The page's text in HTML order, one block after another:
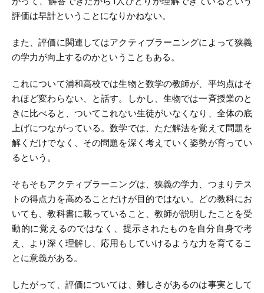
評価は早計ということになりかねない。
また、評価に関連してはアクティブラーニングによって狭義
の学力が向上するのかということもある。
これについて浦和高校では生物と数学の教師が、平均点はそ
れほど変わらない、と話す。しかし、生物では一斉授業のと
きに比べると、ついてこれない生徒がいなくなり、全体の底
上げにつながっている。数学では、ただ解法を覚えて問題を
解くだけでなく、その問題を深く考えていく姿勢が育ってい
るという。
そもそもアクティブラーニングは、狭義の学力、つまりテス
トの得点力を高めることだけが目的ではない。どの教科にお
いても、教科書に載っていること、教師が説明したことを受
動的に覚えるのではなく、提示されたものを自分自身で考
え、より深く理解し、応用もしていけるような力を育てるこ
とに意義がある。
したがって、評価については、難しさがあるのは事実として